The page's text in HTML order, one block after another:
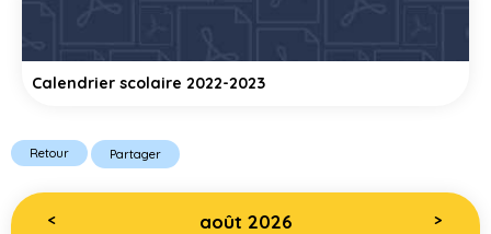
Calendrier scolaire 2022-2023
Retour Partager
< août 2026 >